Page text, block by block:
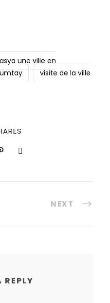
une ville en
visite de la ville
NEXT
REPLY